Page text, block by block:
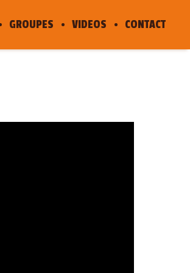
GROUPES VIDEOS CONTACT